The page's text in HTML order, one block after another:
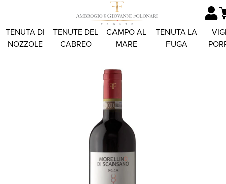
TENUTA DI
NOZZOLE
TENUTE DEL
CABREO
CAMPO AL
MARE
TENUTA LA
FUGA